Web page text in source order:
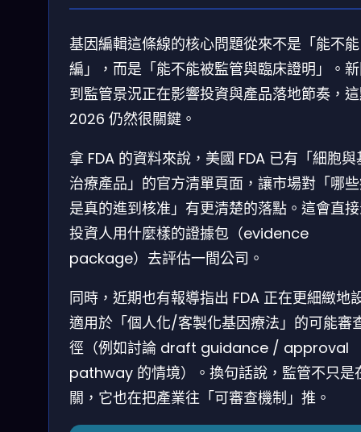
基因編輯這條線的核心問題從來不是「能不能
編」，而是「能不能被監管與臨床證明」。
到監管景況正在影響投資與產品落地節奏，
2026 仍然很關鍵。
拿 FDA 的資料來說，美國 FDA 已有「細胞與
治療產品」的官方清單頁面，讓市場對「哪
是真的進到核准」有更清楚的落點。這會直
投資人用什麼樣的證據包（evidence
package）去評估一間公司。
同時，近期也有報導指出 FDA 正在更細緻地
適用於「個人化/客製化基因療法」的可能審
徑（例如討論 draft guidance / approval
pathway 的情境）。換句話說，監管不只是
關，它也在把產業往「可審查機制」推。